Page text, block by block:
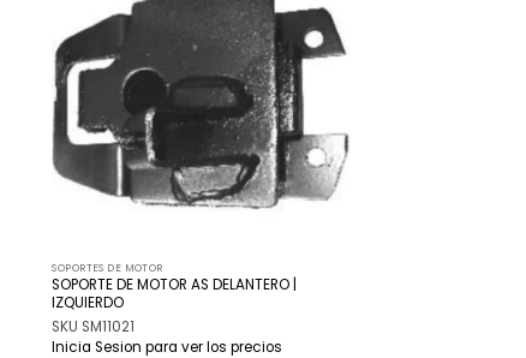
Añadir
lista
de
deseos
SOPORTES DE MOTOR
SOPORTE DE MOTOR AS DELANTERO |
IZQUIERDO
SKU SM11021
Inicia Sesion para ver los precios